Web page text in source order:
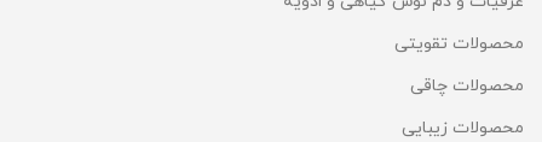
محصولات تقویتی
محصولات چاقی
محصولات زیبایی